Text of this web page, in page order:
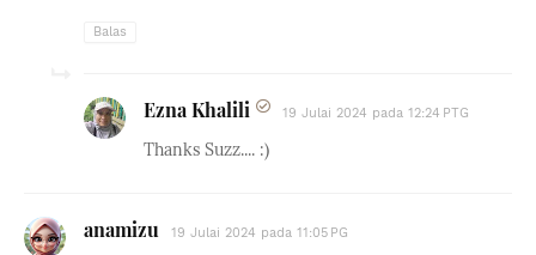
Balas
Ezna Khalili 19 Julai 2024 pada 12:24 PTG
Thanks Suzz.... :)
anamizu 19 Julai 2024 pada 11:05 PG